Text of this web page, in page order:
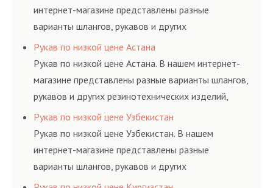
интернет-магазине представлены разные
варианты шлангов, рукавов и других
резинотехнических изделий, соответствующих
ГОСТам, техническим условиям и нормативам.
Рукав по низкой цене Астана
Рукав по низкой цене Астана. В нашем интернет-
магазине представлены разные варианты шлангов,
рукавов и других резинотехнических изделий,
соответствующих ГОСТам, техническим условиям
и нормативам.
Рукав по низкой цене Узбекистан
Рукав по низкой цене Узбекистан. В нашем
интернет-магазине представлены разные
варианты шлангов, рукавов и других
резинотехнических изделий, соответствующих